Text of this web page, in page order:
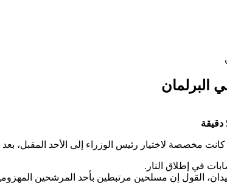
البرلمان
كانت مخصصة لاختيار رئيس الوزراء إلى الأحد
في إطلاق النار.
القول إن مسلحين مرتبطين بأحد المرشحين